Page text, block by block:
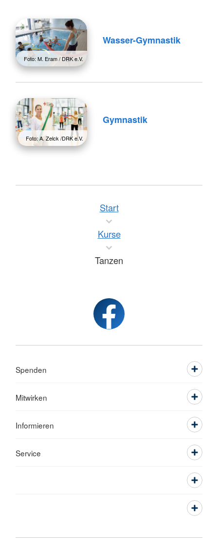
Foto: M. Eram / DRK e.V.
Wasser-Gymnastik
Foto: A. Zelck /DRK e.V.
Gymnastik
Start
Kurse
Tanzen
Spenden
Mitwirken
Informieren
Service